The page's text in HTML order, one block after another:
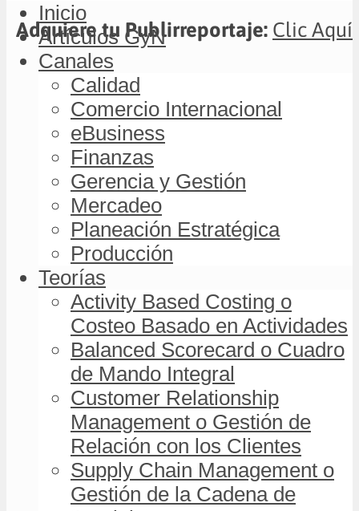
Adquiere tu Publirreportaje: Clic Aquí
Inicio
Artículos GyN
Canales
Calidad
Comercio Internacional
eBusiness
Finanzas
Gerencia y Gestión
Mercadeo
Planeación Estratégica
Producción
Teorías
Activity Based Costing o
Costeo Basado en Actividades
Balanced Scorecard o Cuadro
de Mando Integral
Customer Relationship
Management o Gestión de
Relación con los Clientes
Supply Chain Management o
Gestión de la Cadena de